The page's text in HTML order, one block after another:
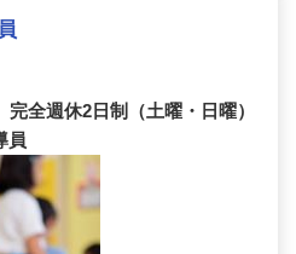
全週休2日制（土曜・日曜）
員